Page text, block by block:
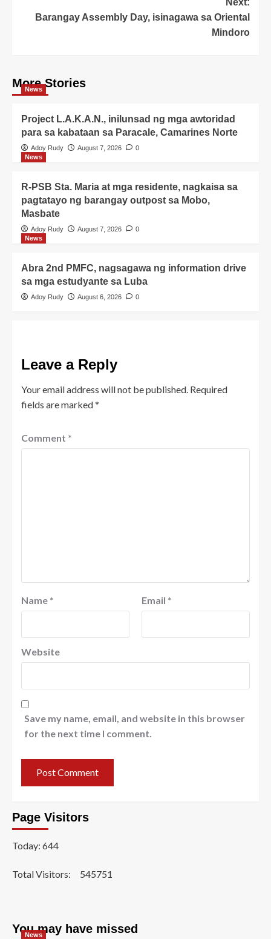
Barangay Assembly Day, isinagawa sa Oriental
Mindoro
More Stories
News
Project L.A.K.A.N., inilunsad ng mga awtoridad
para sa kabataan sa Paracale, Camarines Norte
Adoy Rudy August 7, 2026
0
News
R-PSB Sta. Maria at mga residente, nagkaisa sa
pagtatayo ng barangay outpost sa Mobo,
Masbate
Adoy Rudy August 7, 2026
0
News
Abra 2nd PMFC, nagsagawa ng information drive
sa mga estudyante sa Luba
Adoy Rudy August 6, 2026 0
Leave a Reply
Your email address will not be published. Required
fields are marked*
Comment *
Name * Email *
Website
Save my name, email, and website in this browser
for the next time I comment.
Page Visitors
Today: 644
Total Visitors: 545751
You may have missed
News